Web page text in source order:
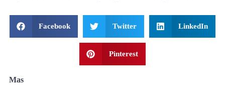
Facebook Twitter LinkedIn
Pinterest
Mas